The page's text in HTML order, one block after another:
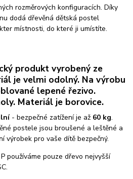
rozměrových konfiguracích. Díky
dodá dřevěná dětská postel
místnosti, do které ji umístíte.
produkt vyrobený ze
je velmi odolný. Na výrobu
lepené řezivo.
Materiál je borovice.
- bezpečné zatížení je až 60 kg.
postele jsou broušené a leštěné a
výrobek pro vaše dítě bezpečný.
používáme pouze dřevo nejvyšší